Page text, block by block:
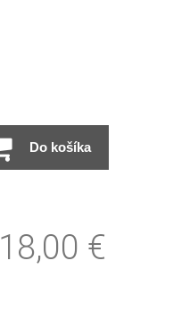
Do košíka
18,00 €